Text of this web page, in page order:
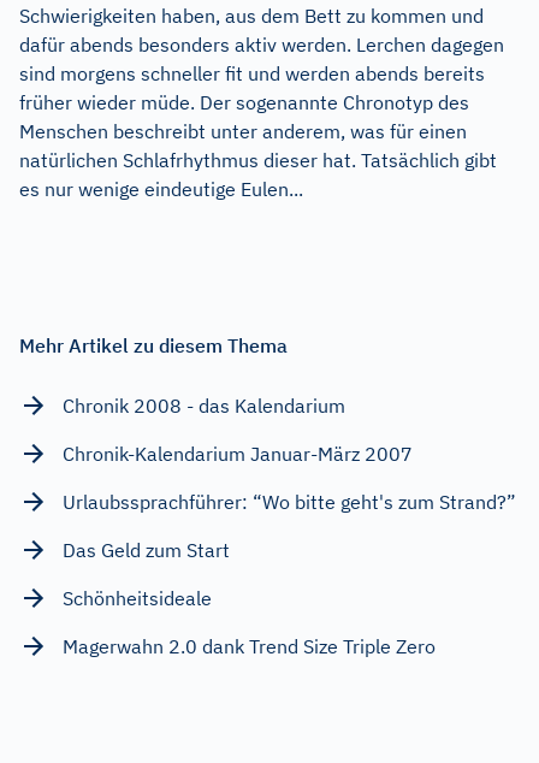
Schwierigkeiten haben, aus dem Bett zu kommen und
dafür abends besonders aktiv werden. Lerchen dagegen
sind morgens schneller fit und werden abends bereits
früher wieder müde. Der sogenannte Chronotyp des
Menschen beschreibt unter anderem, was für einen
natürlichen Schlafrhythmus dieser hat. Tatsächlich gibt
es nur wenige eindeutige Eulen...
Mehr Artikel zu diesem Thema
Chronik 2008 - das Kalendarium
Chronik-Kalendarium Januar-März 2007
Urlaubssprachführer: “Wo bitte geht's zum Strand?”
Das Geld zum Start
Schönheitsideale
Magerwahn 2.0 dank Trend Size Triple Zero